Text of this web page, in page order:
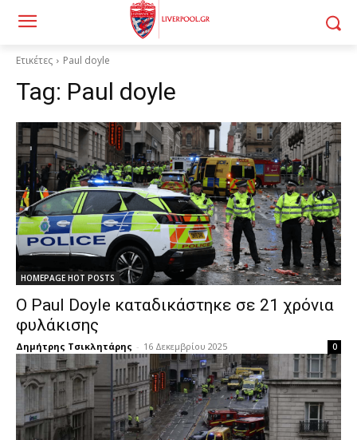
Ετικέτες Paul doyle
Tag: Paul doyle
HOMEPAGE HOT POSTS
Ο Paul Doyle καταδικάστηκε σε 21 χρόνια
φυλάκισης
Δημήτρης Τσικλητάρης - 16 Δεκεμβρίου 2025 0